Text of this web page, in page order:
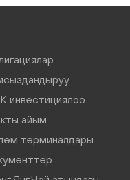
инвестициялоо
айым
терминалдары